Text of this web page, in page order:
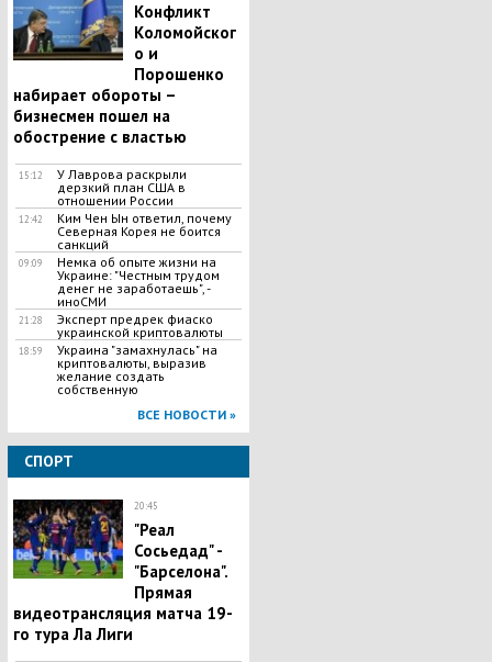
Конфликт
Коломойског
о и
Порошенко
набирает обороты –
бизнесмен пошел на
обострение с властью
15:12
У Лаврова раскрыли
дерзкий план США в
отношении России
12:42
Ким Чен Ын ответил, почему
Северная Корея не боится
санкций
09:09
Немка об опыте жизни на
Украине: "Честным трудом
денег не заработаешь", -
иноСМИ
21:28
Эксперт предрек фиаско
украинской криптовалюты
18:59
Украина "замахнулась" на
криптовалюты, выразив
желание создать
собственную
ВСЕ НОВОСТИ »
СПОРТ
20:45
"Реал
Сосьедад" -
"Барселона".
Прямая
видеотрансляция матча 19-
го тура Ла Лиги